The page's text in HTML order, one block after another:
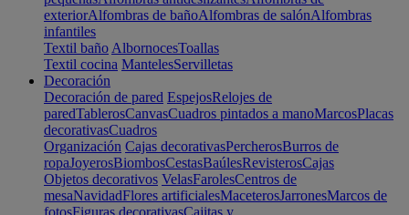
exteriorAlfombras de bañoAlfombras de salónAlfombras
infantiles
Textil baño AlbornocesToallas
Textil cocina MantelesServilletas
Decoración
Decoración de pared EspejosRelojes de
paredTablerosCanvasCuadros pintados a manoMarcosPlacas
decorativasCuadros
Organización Cajas decorativasPercherosBurros de
ropaJoyerosBiombosCestasBaúlesRevisterosCajas
Objetos decorativos VelasFarolesCentros de
mesaNavidadFlores artificialesMaceterosJarronesMarcos de
fotosFiguras decorativasCajitas y